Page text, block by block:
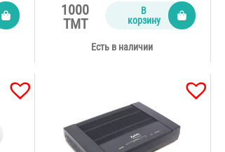
1000
TMT
В
корзину
Есть в наличии